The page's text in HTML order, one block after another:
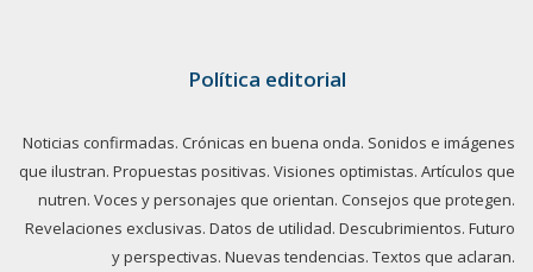
Política editorial
Noticias confirmadas. Crónicas en buena onda. Sonidos e imágenes
que ilustran. Propuestas positivas. Visiones optimistas. Artículos que
nutren. Voces y personajes que orientan. Consejos que protegen.
Revelaciones exclusivas. Datos de utilidad. Descubrimientos. Futuro
y perspectivas. Nuevas tendencias. Textos que aclaran.